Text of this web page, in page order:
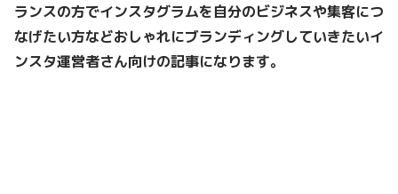
ランスの方でインスタグラムを自分のビジネスや集客につ
なげたい方などおしゃれにブランディングしていきたいイ
ンスタ運営者さん向けの記事になります。